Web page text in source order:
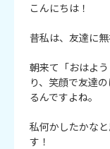
こんにちは！
昔私は、友達に無
朝来て「おはよ
り、笑顔で友達
るんですよね。
私何かしたかな
す！